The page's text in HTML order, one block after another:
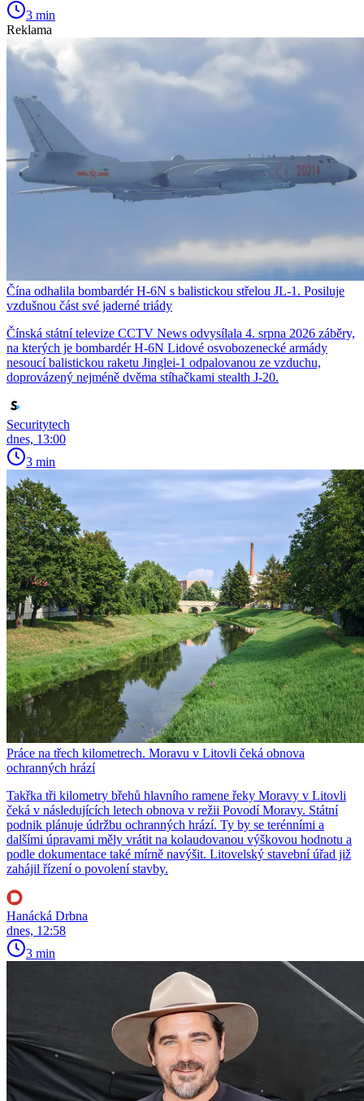
3 min
Reklama
Čína odhalila bombardér H-6N s balistickou střelou JL-1. Posiluje
vzdušnou část své jaderné triády
Čínská státní televize CCTV News odvysílala 4. srpna 2026 záběry,
na kterých je bombardér H-6N Lidové osvobozenecké armády
nesoucí balistickou raketu Jinglei-1 odpalovanou ze vzduchu,
doprovázený nejméně dvěma stíhačkami stealth J-20.
Securitytech
dnes, 13:00
3 min
Práce na třech kilometrech. Moravu v Litovli čeká obnova
ochranných hrází
Takřka tři kilometry břehů hlavního ramene řeky Moravy v Litovli
čeká v následujících letech obnova v režii Povodí Moravy. Státní
podnik plánuje údržbu ochranných hrází. Ty by se terénními a
dalšími úpravami měly vrátit na kolaudovanou výškovou hodnotu a
podle dokumentace také mírně navýšit. Litovelský stavební úřad již
zahájil řízení o povolení stavby.
Hanácká Drbna
dnes, 12:58
3 min